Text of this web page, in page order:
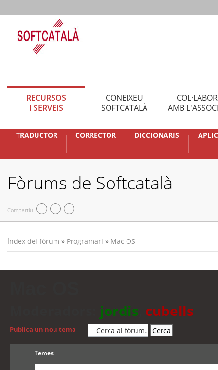
RECURSOS
I SERVEIS
CONEIXEU
SOFTCATALÀ
AMB
TRADUCTOR CORRECTOR DICCIONARIS
Fòrums de Softcatalà
Compartiu
Índex del fòrum » Programari » Mac OS
jordis cubells
Publica un nou tema
Temes